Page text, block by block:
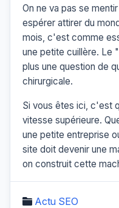
On ne va pas se
espérer attirer du
mois, c'est comme
une petite cuillère. Le
plus une question de
chirurgicale.
Si vous êtes ici, c'est
vitesse supérieure.
une petite entreprise
site doit devenir une
on construit cette
Actu SEO